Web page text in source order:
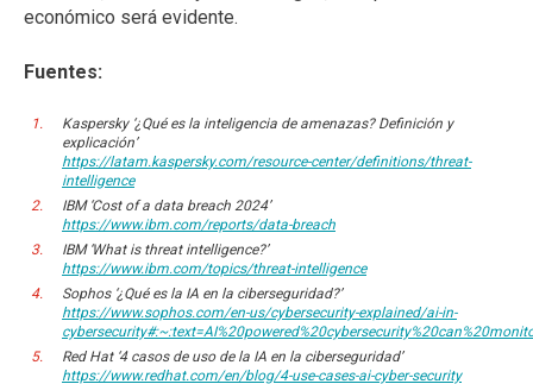
económico será evidente.
Fuentes:
Kaspersky ‘¿Qué es la inteligencia de amenazas? Definición y
explicación’
https://latam.kaspersky.com/resource-center/definitions/threat-
intelligence
IBM ‘Cost of a data breach 2024’
https://www.ibm.com/reports/data-breach
IBM ‘What is threat intelligence?’
https://www.ibm.com/topics/threat-intelligence
Sophos ‘¿Qué es la IA en la ciberseguridad?’
https://www.sophos.com/en-us/cybersecurity-explained/ai-in-
Red Hat ‘4 casos de uso de la IA en la ciberseguridad’
https://www.redhat.com/en/blog/4-use-cases-ai-cyber-security